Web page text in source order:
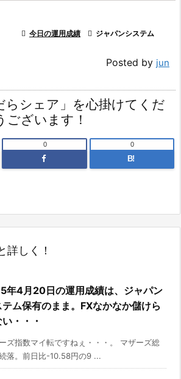
 今日の運用成績  ジャパンシステム
Posted by jun
らシェア」を心掛けてくだ
ございます！
0
B!
0
詳しく！
年4月20日の運用成績は、ジャパン
テム保有のまま。FXなかなか儲けら
・・・
ズ指数マイ転ですねぇ・・・。 マザーズ総
落。前日比-10.58円の9 ...